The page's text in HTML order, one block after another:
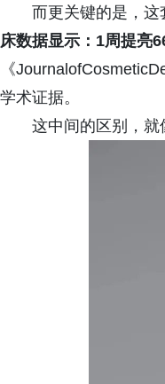
而更关键的是，
床数据显示：1周提亮
《
学术证据。
这中间的区别，就